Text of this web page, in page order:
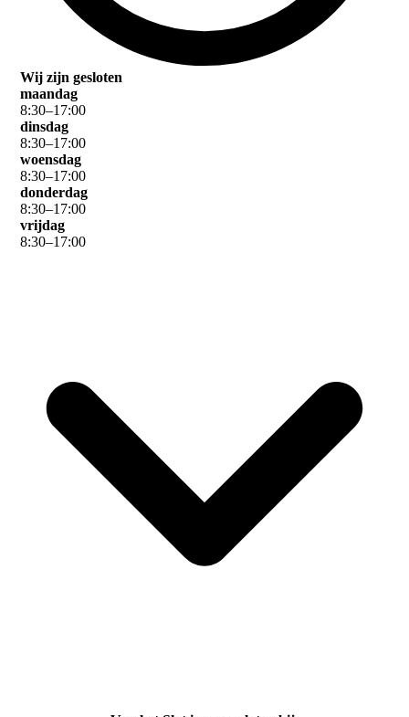
Wij zijn gesloten
maandag
8:30–17:00
dinsdag
8:30–17:00
woensdag
8:30–17:00
donderdag
8:30–17:00
vrijdag
8:30–17:00